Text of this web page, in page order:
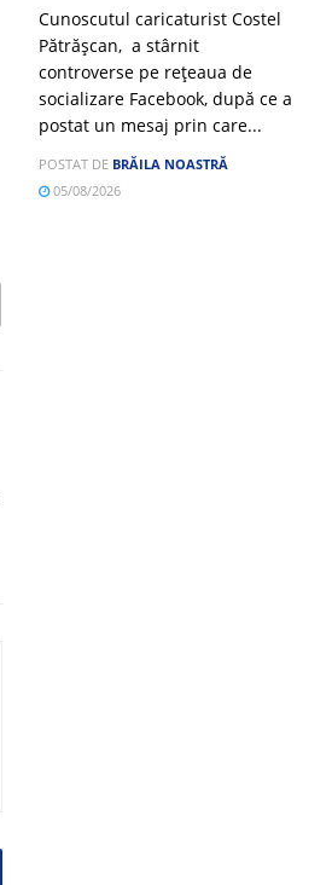
Cunoscutul caricaturist Costel
Pătrășcan, a stârnit
controverse pe rețeaua de
socializare Facebook, după ce a
postat un mesaj prin care...
POSTAT DE BRĂILA NOASTRĂ
05/08/2026